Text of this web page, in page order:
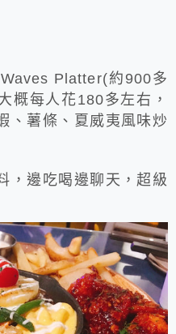
Platter(約900多
概每人花180多左右，
、薯條、夏威夷風味炒
，邊吃喝邊聊天， 超級